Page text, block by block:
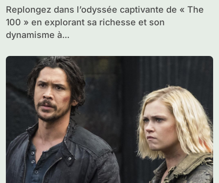
Replongez dans l’odyssée captivante de « The
100 » en explorant sa richesse et son
dynamisme à...